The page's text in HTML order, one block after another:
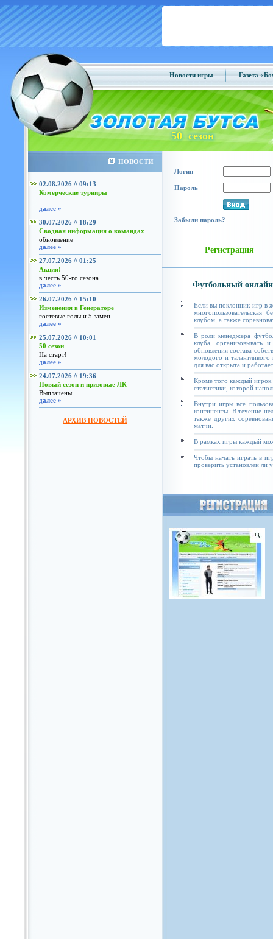
Новости игры Газета
50 сезон
НОВОСТИ
02.08.2026 // 09:13
Комерческие турниры
далее »
30.07.2026 // 18:29
Сводная информация о командах
обновление
далее »
27.07.2026 // 01:25
Акция!
в честь 50-го сезона
далее »
26.07.2026 // 15:10
Изменения в Генераторе
гостевые голы и 5 замен
далее »
25.07.2026 // 10:01
50 сезон
На старт!
далее »
24.07.2026 // 19:36
Новый сезон и призовые ЛК
Выплачены
далее »
АРХИВ НОВОСТЕЙ
Логин
Пароль
Забыли пароль?
Регистрация
Футбольный
Если вы поклонник игр в
клубом, а также
В роли менеджера
клуба, организовывать
обновления состава
молодого и талантливого
для вас открыта и
Кроме того каждый игрок
статистики, которой
Внутри игры все
континенты. В течение
также других
матчи.
В рамках игры каждый
Чтобы начать играть в
проверить установлен ли